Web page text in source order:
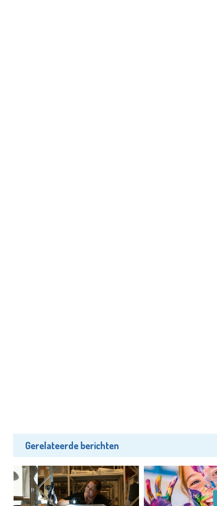
Gerelateerde berichten